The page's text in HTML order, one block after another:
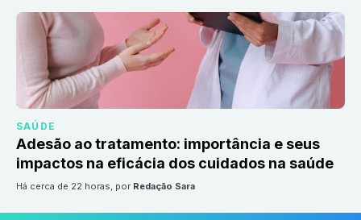
SAÚDE
Adesão ao tratamento: importância e seus
impactos na eficácia dos cuidados na saúde
há cerca de 22 horas, por Redação Sara